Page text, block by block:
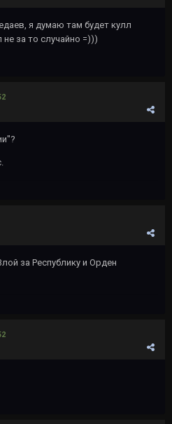
я думаю там будет кулл
за то случайно =)))
за Республику и Орден